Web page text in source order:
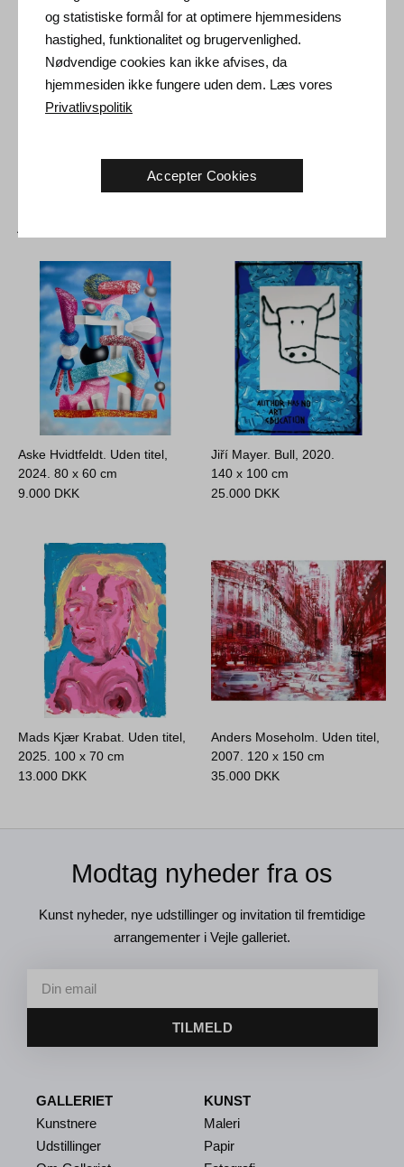
Forsendelse: Salgsprisen er inklusiv levering. Læs
handelsbetingelser
Håndtering: Sendes sikkert og forsikret. Mere information
kontakt os
Aske Hvidtfeldt. Uden titel,
2024.80 x 60 cm
9.000 DKK
Jiří Mayer. Bull, 2020.
140 x 100 cm
25.000 DKK
Mads Kjær Krabat. Uden titel,
2025. 100 x 70 cm
13.000 DKK
Anders Moseholm. Uden titel,
2007. 120 x 150 cm
35.000 DKK
Modtag nyheder fra os
Kunst nyheder, nye udstillinger og invitation til fremtidige
arrangementer i Vejle galleriet.
TILMELD
GALLERIET
Kunstnere
Udstillinger
KUNST
Maleri
Papir
og statistiske formål for at optimere hjemmesidens
hastighed, funktionalitet og brugervenlighed.
Nødvendige cookies kan ikke afvises, da
hjemmesiden ikke fungere uden dem. Læs vores
Privatlivspolitik
Accepter Cookies